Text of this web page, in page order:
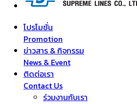
โปรโมชั่น
Promotion
ข่าวสาร & กิจกรรม
News & Event
ติดต่อเรา
Contact Us
ร่วมงานกับเรา